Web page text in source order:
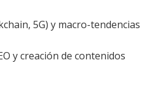
5G) y macro-tendencias
y creación de contenidos